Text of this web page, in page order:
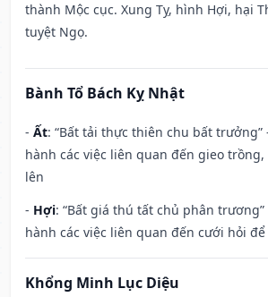
thành Mộc cục. Xung Tỵ, hình Hợi, hại
tuyệt Ngọ.
Bành Tổ Bách Kỵ Nhật
- Ất: “Bất tải thực thiên chu bất
hành các việc liên quan đến gieo
lên
- Hợi: “Bất giá thú tất chủ phân
hành các việc liên quan đến cưới hỏi
Khổng Minh Lục Diệu